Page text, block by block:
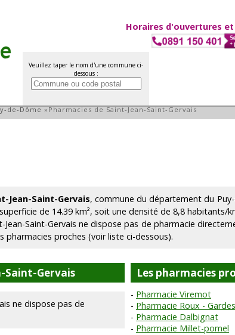
Horaires d'ouvertures
Veuillez taper le nom d'une commune ci-
dessous :
Saint-Gervais
de-Dôme»Pharmacies de Saint-Jean-Saint-Gervais
Jean-Saint-Gervais, commune du département du
de 14.39 km², soit une densité de 8,8 habitants/
Jean-Saint-Gervais ne dispose pas de pharmacie
pharmacies proches (voir liste ci-dessous).
Saint-Gervais
ne dispose pas de
Les pharmacies
Pharmacie Viremot
Pharmacie Roux - Gardes
Pharmacie Dalbignat
Pharmacie Millet-pomel